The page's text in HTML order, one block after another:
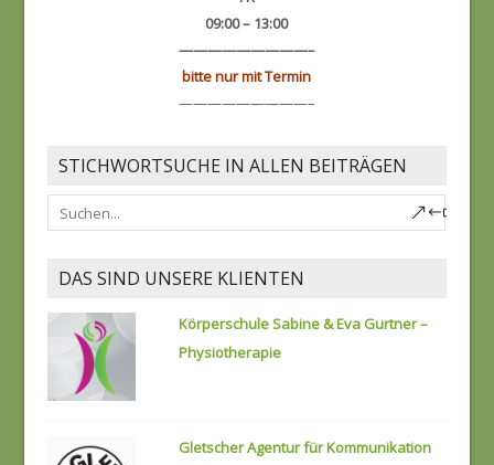
09:00 – 13:00
—————————–
bitte nur mit Termin
—————————–
STICHWORTSUCHE IN ALLEN BEITRÄGEN
DAS SIND UNSERE KLIENTEN
Körperschule Sabine & Eva Gurtner –
Physiotherapie
Gletscher Agentur für Kommunikation